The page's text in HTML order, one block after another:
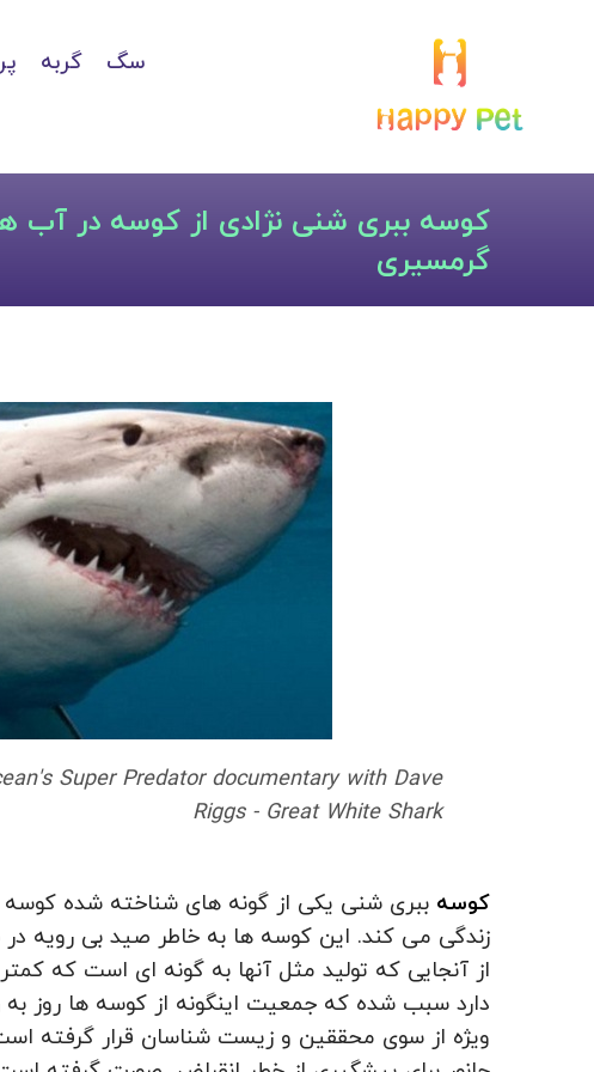
سگ گربه
کوسه ببری شنی نژادی از کوسه در آب
گرمسیری
Super Predator documentary with Dave
Riggs - Great White Shark
کوسه ببری شنی یکی از گونه های شناخته شده کوسه
زندگی می کند. این کوسه ها به خاطر صید بی رویه
از آنجایی که تولید مثل آنها به گونه ای است که
دارد سبب شده که جمعیت اینگونه از کوسه ها روز
ویژه از سوی محققین و زیست شناسان قرار گرفته